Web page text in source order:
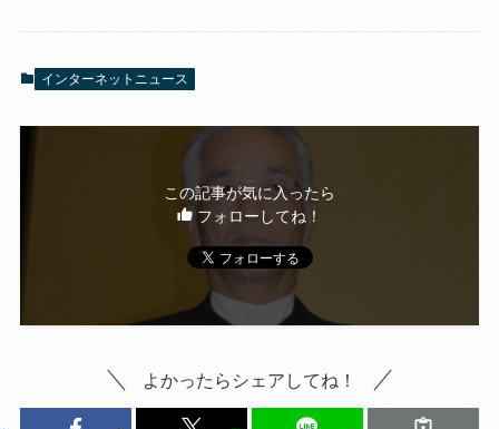
インターネットニュース
この記事が気に入ったら
フォローしてね！
よかったらシェアしてね！